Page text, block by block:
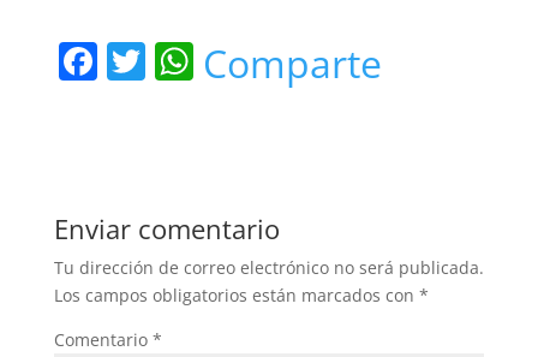
F
b
o
o
k
T W
A
p
p
Comparte
Enviar comentario
Tu dirección de correo electrónico no será publicada.
Los campos obligatorios están marcados con *
Comentario *